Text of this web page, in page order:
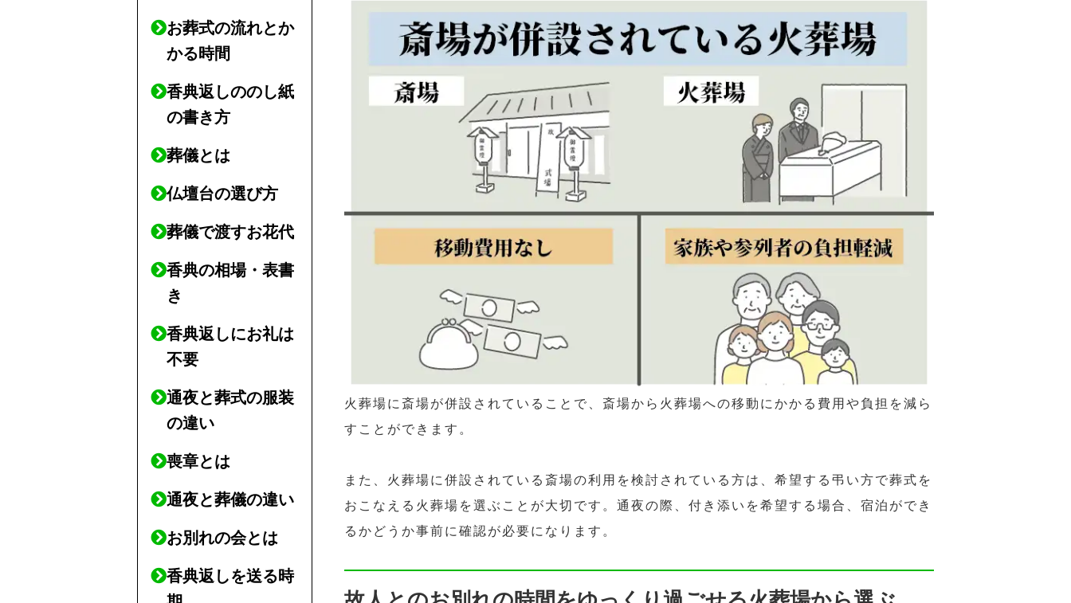
火葬場に斎場が併設されていることで、斎場から火葬場への移動にかかる費用や負担を減ら
すことができます。
また、火葬場に併設されている斎場の利用を検討されている方は、希望する弔い方で葬式を
おこなえる火葬場を選ぶことが大切です。通夜の際、付き添いを希望する場合、宿泊ができ
るかどうか事前に確認が必要になります。
お葬式の流れとか
かる時間
香典返しののし紙
の書き方
葬儀とは
仏壇台の選び方
葬儀で渡すお花代
香典の相場・表書
き
香典返しにお礼は
不要
通夜と葬式の服装
の違い
喪章とは
通夜と葬儀の違い
お別れの会とは
香典返しを送る時